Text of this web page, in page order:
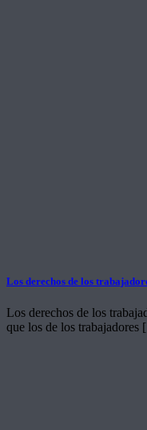
Los derechos de los
Los derechos de los
que los de los trabajadores